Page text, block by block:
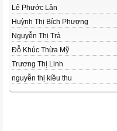
Lê Phước Lân
Huỳnh Thị Bích Phượng
Nguyễn Thị Trà
Đỗ Khúc Thừa Mỹ
Trương Thị Linh
nguyễn thị kiều thu